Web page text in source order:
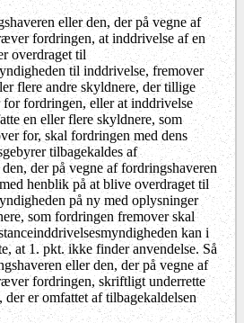
eller den, der på vegne af
fordringen, at inddrivelse af en
overdraget til
til inddrivelse, fremover
flere andre skyldnere, der tillige
fordringen, eller at inddrivelse
en eller flere skyldnere, som
for, skal fordringen med dens
tilbagekaldes af
der på vegne af fordringshaveren
henblik på at blive overdraget til
på ny med oplysninger
som fordringen fremover skal
kan i
at 1. pkt. ikke finder anvendelse. Så
eller den, der på vegne af
fordringen, skriftligt underrette
der er omfattet af tilbagekaldelsen